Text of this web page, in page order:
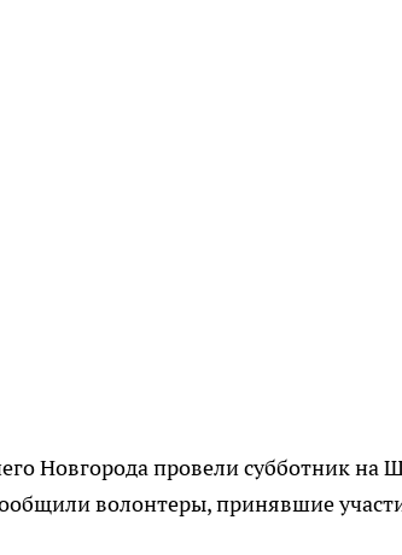
Новгорода провели субботник на
волонтеры, принявшие